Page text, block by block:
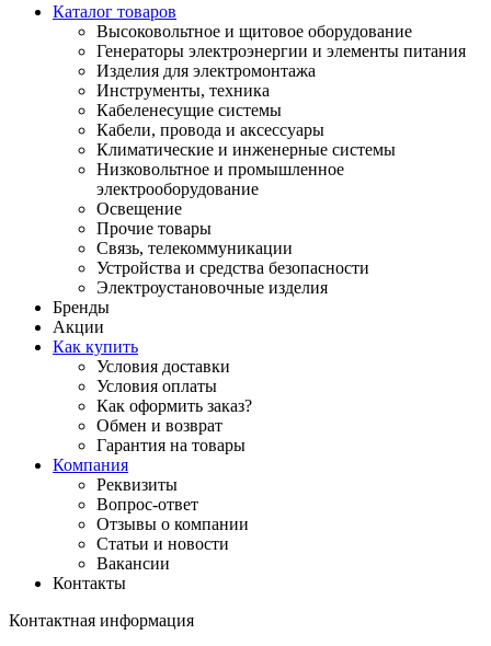
Каталог товаров
Высоковольтное и щитовое оборудование
Генераторы электроэнергии и элементы питания
Изделия для электромонтажа
Инструменты, техника
Кабеленесущие системы
Кабели, провода и аксессуары
Климатические и инженерные системы
Низковольтное и промышленное
электрооборудование
Освещение
Прочие товары
Связь, телекоммуникации
Устройства и средства безопасности
Электроустановочные изделия
Бренды
Акции
Как купить
Условия доставки
Условия оплаты
Как оформить заказ?
Обмен и возврат
Гарантия на товары
Компания
Реквизиты
Вопрос-ответ
Отзывы о компании
Статьи и новости
Вакансии
Контакты
Контактная информация